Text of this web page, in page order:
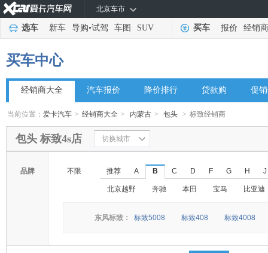
北京车市
选车 新车 导购•试驾 车图 SUV 买车 报价 经销商
买车中心
经销商大全 汽车报价 降价排行 贷款购 促
当前位置：爱卡汽车 > 经销商大全 > 内蒙古 > 包头 > 标致经销商
包头 标致4s店 切换城市
品牌 不限 推荐 A B C D F G H J
北京越野 奔驰 本田 宝马 比亚迪
东风标致： 标致5008 标致408 标致4008